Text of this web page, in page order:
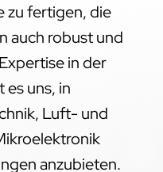
zu fertigen, die
auch robust und
in der
uns, in
Luft- und
anzubieten.